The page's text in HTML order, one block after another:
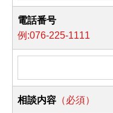
電話番号
例:076-225-1111
相談内容 （必須）